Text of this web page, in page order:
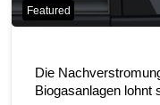
Featured
Die
Biogasanlagen lohnt